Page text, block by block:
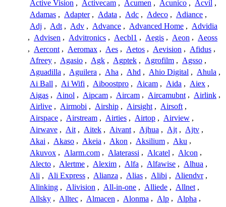
Active Vision , Activecam , Acumen , Acunico , Acvil ,
Adamas , Adapter , Adata , Adc , Adeco , Adiance ,
Adj , Adt , Adv , Advance , Advanced Home , Advidia
, Advisen , Advitronics , Aecbl1 , Aegis , Aeon , Aeoss
, Aercont , Aeromax , Aes , Aetos , Aevision , Afidus ,
Afreey , Agasio , Agk , Agptek , Agrofilm , Agsso ,
Aguadilla , Aguilera , Aha , Ahd , Ahio Digital , Ahula ,
Ai Ball , Ai Wifi , Aiboostpro , Aicam , Aida , Aiex ,
Aigas , Ainol , Aipcam , Aircam , Aircamubnt , Airlink ,
Airlive , Airmobi , Airship , Airsight , Airsoft ,
Airspace , Airstream , Airties , Airtop , Airview ,
Airwave , Ait , Aitek , Aivant , Ajhua , Ajt , Ajtv ,
Akai , Akaso , Akeia , Akon , Aksilium , Aku ,
Akuvox , Alarm.com , Alaterassi , Alcatel , Alcon ,
Alecto , Alertme , Alexim , Alfa , Alfawise , Alhua ,
Ali , Ali Express , Alianza , Alias , Alibi , Aliendvr ,
Alinking , Alivision , All-in-one , Alliede , Allnet ,
Allsky , Alltec , Almacen , Alonma , Alp , Alpha ,